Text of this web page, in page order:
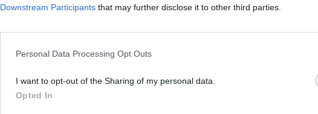
Downstream Participants that may further disclose it to other third parties.
Personal Data Processing Opt Outs
I want to opt-out of the Sharing of my personal data.
Opted In